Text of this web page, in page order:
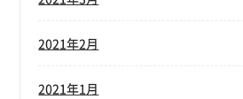
2021年2月
2021年1月